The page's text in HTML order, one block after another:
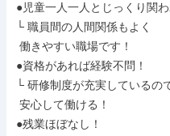
●児童一人一人とじっくり関わ
└ 職員間の人間関係もよく
●資格があれば経験不問！
└ 研修制度が充実しているの
●残業ほぼなし！